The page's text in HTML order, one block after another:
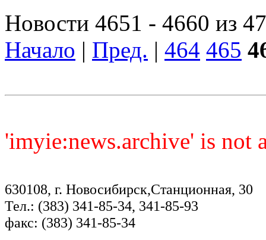
Новости 4651 - 4660 из
Начало | Пред. | 464 465
'imyie:news.archive' is not
630108, г. Новосибирск,Станционная, 30
Тел.: (383) 341-85-34, 341-85-93
факс: (383) 341-85-34